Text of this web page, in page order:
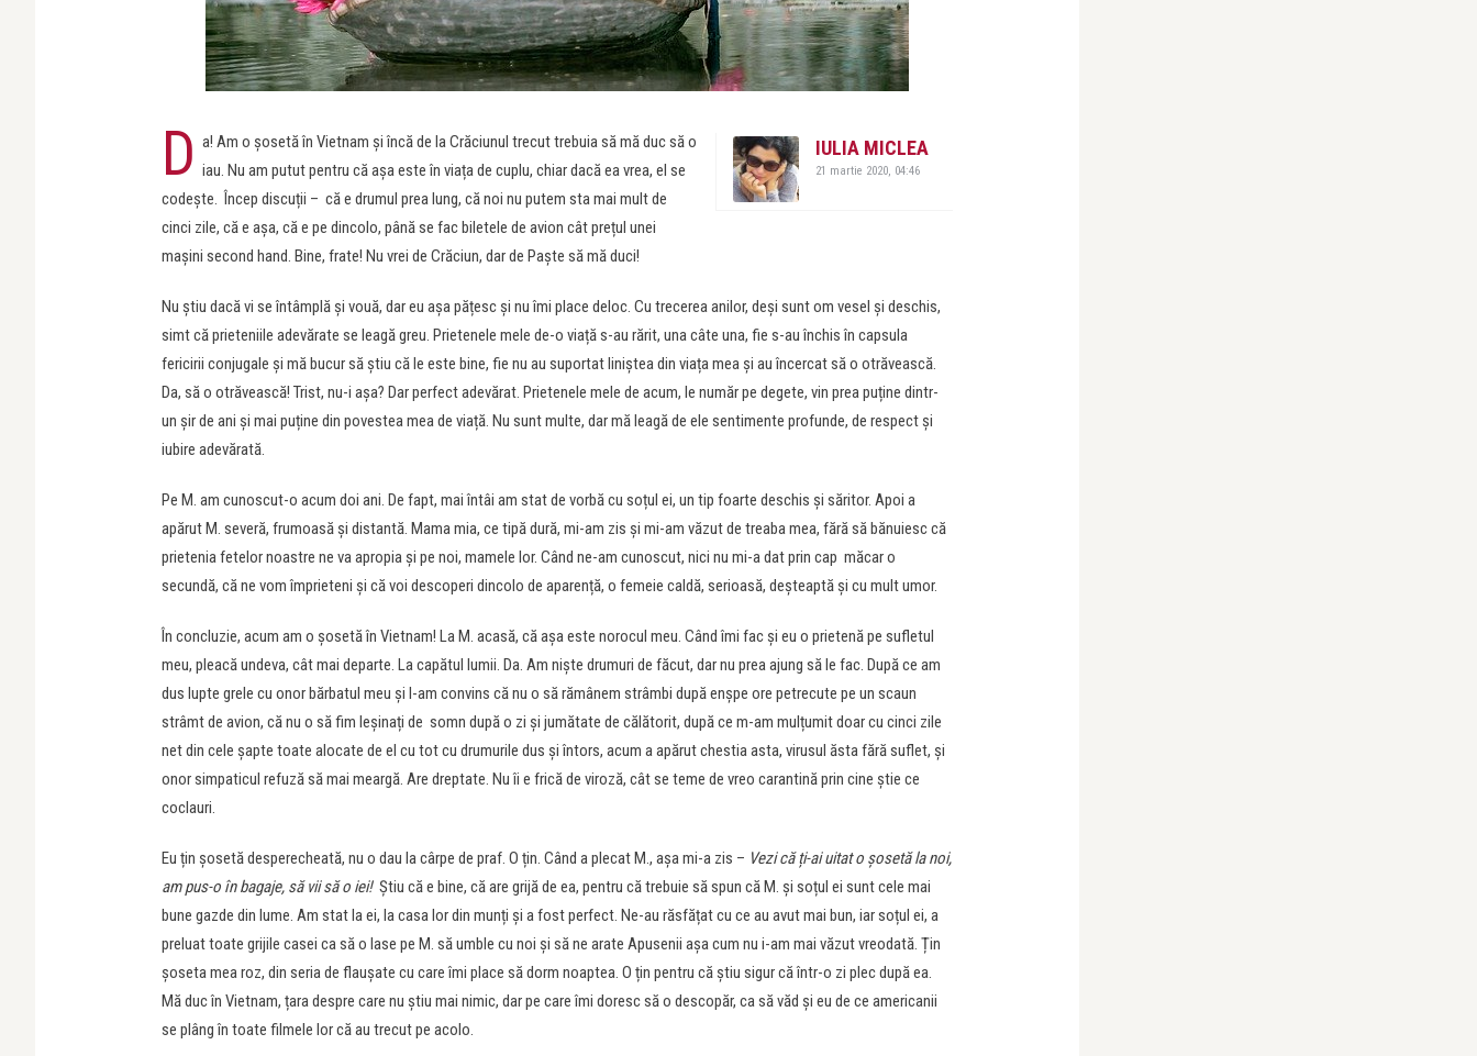
IULIA MICLEA
21 martie 2020, 04:46
D a! Am o șosetă în Vietnam și încă de la Crăciunul trecut trebuia să mă duc să o
iau. Nu am putut pentru că așa este în viața de cuplu, chiar dacă ea vrea, el se
codește. Încep discuții – că e drumul prea lung, că noi nu putem sta mai mult de
cinci zile, că e așa, că e pe dincolo, până se fac biletele de avion cât prețul unei
mașini second hand. Bine, frate! Nu vrei de Crăciun, dar de Paște să mă duci!
Nu știu dacă vi se întâmplă și vouă, dar eu așa pățesc și nu îmi place deloc. Cu trecerea anilor, deși sunt om vesel și deschis,
simt că prieteniile adevărate se leagă greu. Prietenele mele de-o viață s-au rărit, una câte una, fie s-au închis în capsula
fericirii conjugale și mă bucur să știu că le este bine, fie nu au suportat liniștea din viața mea și au încercat să o otrăvească.
Da, să o otrăvească! Trist, nu-i așa? Dar perfect adevărat. Prietenele mele de acum, le număr pe degete, vin prea puține dintr-
un șir de ani și mai puține din povestea mea de viață. Nu sunt multe, dar mă leagă de ele sentimente profunde, de respect și
iubire adevărată.
Pe M. am cunoscut-o acum doi ani. De fapt, mai întâi am stat de vorbă cu soțul ei, un tip foarte deschis și săritor. Apoi a
apărut M. severă, frumoasă și distantă. Mama mia, ce tipă dură, mi-am zis și mi-am văzut de treaba mea, fără să bănuiesc că
prietenia fetelor noastre ne va apropia și pe noi, mamele lor. Când ne-am cunoscut, nici nu mi-a dat prin cap măcar o
secundă, că ne vom împrieteni și că voi descoperi dincolo de aparență, o femeie caldă, serioasă, deșteaptă și cu mult umor.
În concluzie, acum am o șosetă în Vietnam! La M. acasă, că așa este norocul meu. Când îmi fac și eu o prietenă pe sufletul
meu, pleacă undeva, cât mai departe. La capătul lumii. Da. Am niște drumuri de făcut, dar nu prea ajung să le fac. După ce am
dus lupte grele cu onor bărbatul meu și l-am convins că nu o să rămânem strâmbi după enşpe ore petrecute pe un scaun
strâmt de avion, că nu o să fim leșinați de somn după o zi și jumătate de călătorit, după ce m-am mulțumit doar cu cinci zile
net din cele șapte toate alocate de el cu tot cu drumurile dus și întors, acum a apărut chestia asta, virusul ăsta fără suflet, și
onor simpaticul refuză să mai meargă. Are dreptate. Nu îi e frică de viroză, cât se teme de vreo carantină prin cine știe ce
coclauri.
Eu țin șosetă desperecheată, nu o dau la cârpe de praf. O țin. Când a plecat M., așa mi-a zis – Vezi că ți-ai uitat o șosetă la noi,
am pus-o în bagaje, să vii să o iei! Știu că e bine, că are grijă de ea, pentru că trebuie să spun că M. și soțul ei sunt cele mai
bune gazde din lume. Am stat la ei, la casa lor din munți și a fost perfect. Ne-au răsfățat cu ce au avut mai bun, iar soțul ei, a
preluat toate grijile casei ca să o lase pe M. să umble cu noi și să ne arate Apusenii așa cum nu i-am mai văzut vreodată. Țin
șoseta mea roz, din seria de flaușate cu care îmi place să dorm noaptea. O țin pentru că știu sigur că într-o zi plec după ea.
Mă duc în Vietnam, țara despre care nu știu mai nimic, dar pe care îmi doresc să o descopăr, ca să văd și eu de ce americanii
se plâng în toate filmele lor că au trecut pe acolo.